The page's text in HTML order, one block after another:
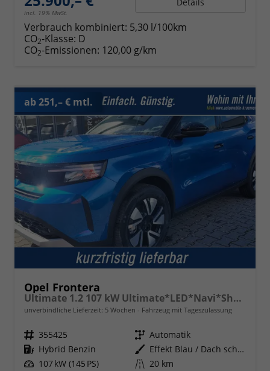
incl. 19% MwSt.
Verbrauch kombiniert: 5,30 l/100km
CO2-Klasse: D
CO2-Emissionen: 120,00 g/km
ab 251,– € mtl.
Opel Frontera
Ultimate 1.2 107 kW Ultimate*LED*Navi*Shzg*BFS*PDC*Cam*17"
unverbindliche Lieferzeit: 5 Wochen Fahrzeug mit Tageszulassung
Fahrzeugnr. 355425 Getriebe Automatik
Kraftstoff Hybrid Benzin Außenfarbe
Effekt Blau / Dach schwarz
Leistung 107 kW (145 PS) Kilometerstand 20 km